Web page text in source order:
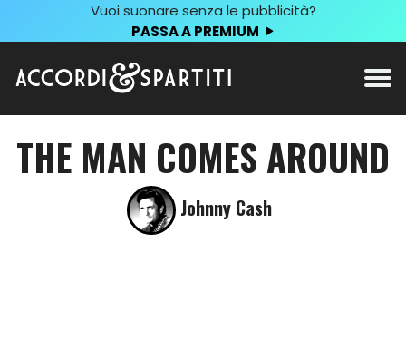
Vuoi suonare senza le pubblicità?
PASSA A PREMIUM
THE MAN COMES AROUND
Johnny Cash